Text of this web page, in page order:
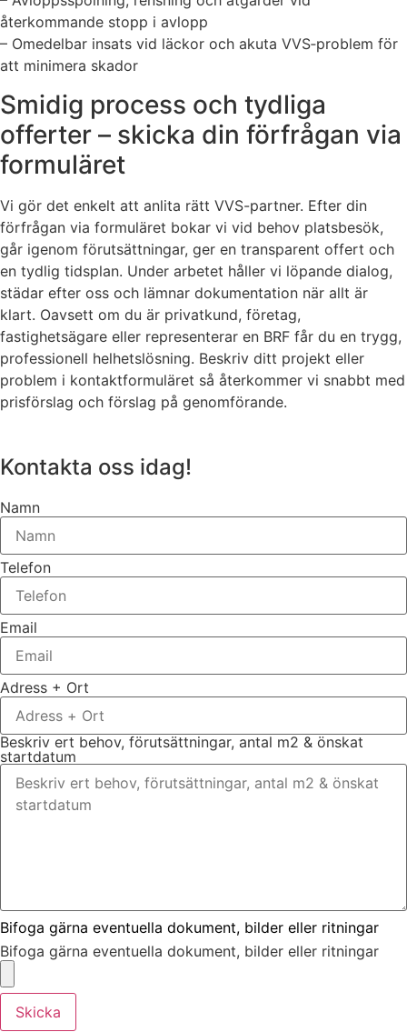
återkommande stopp i avlopp
– Omedelbar insats vid läckor och akuta VVS‑problem för
att minimera skador
Smidig process och tydliga
offerter – skicka din förfrågan via
formuläret
Vi gör det enkelt att anlita rätt VVS-partner. Efter din
förfrågan via formuläret bokar vi vid behov platsbesök,
går igenom förutsättningar, ger en transparent offert och
en tydlig tidsplan. Under arbetet håller vi löpande dialog,
städar efter oss och lämnar dokumentation när allt är
klart. Oavsett om du är privatkund, företag,
fastighetsägare eller representerar en BRF får du en trygg,
professionell helhetslösning. Beskriv ditt projekt eller
problem i kontaktformuläret så återkommer vi snabbt med
prisförslag och förslag på genomförande.
Kontakta oss idag!
Namn
Telefon
Email
Adress + Ort
Beskriv ert behov, förutsättningar, antal m2 & önskat
startdatum
Bifoga gärna eventuella dokument, bilder eller ritningar
Bifoga gärna eventuella dokument, bilder eller ritningar
Skicka